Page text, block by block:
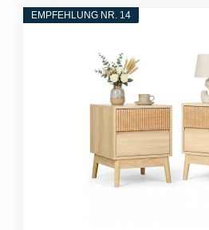
EMPFEHLUNG NR. 14